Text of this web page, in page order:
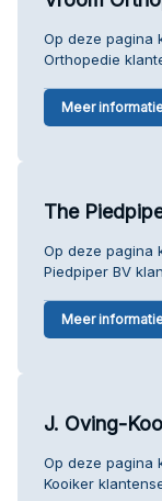
Op deze pagina
Orthopedie
Meer
The
Op deze pagina
Piedpiper BV
Meer
J. Oving-
Op deze pagina
Kooiker